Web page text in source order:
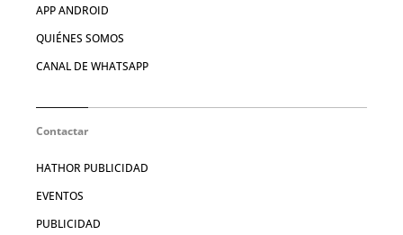
APP ANDROID
QUIÉNES SOMOS
CANAL DE WHATSAPP
Contactar
HATHOR PUBLICIDAD
EVENTOS
PUBLICIDAD